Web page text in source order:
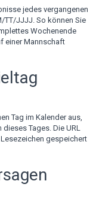
jedes vergangenen
JJJJ. So können Sie
Wochenende
einer Mannschaft
Tag im Kalender aus,
Tages. Die URL
gespeichert